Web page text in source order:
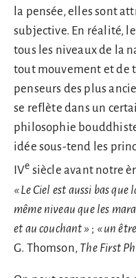
la pensée, elles sont
subjective. En réalité,
tous les niveaux de la
tout mouvement et de
penseurs des plus
se reflète dans un
philosophie
idée sous-tend les
IVe siècle avant notre
«Le Ciel est aussi bas
même niveau que les
et au couchant» ; « un
G. Thomson, The First